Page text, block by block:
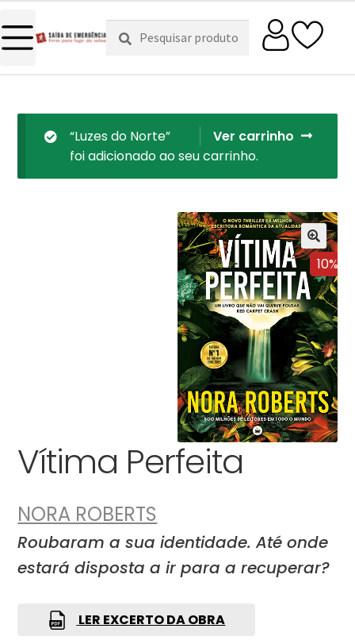
Pesquisar
por:
Pesquisa
Ver carrinho
“Luzes do Norte”
foi adicionado ao seu carrinho.
10%
Vítima Perfeita
NORA ROBERTS
Roubaram a sua identidade. Até onde
estará disposta a ir para a recuperar?
LER EXCERTO DA OBRA